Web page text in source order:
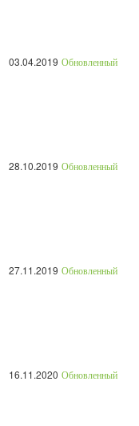
03.04.2019 Обновленный
28.10.2019 Обновленный
27.11.2019 Обновленный
16.11.2020 Обновленный